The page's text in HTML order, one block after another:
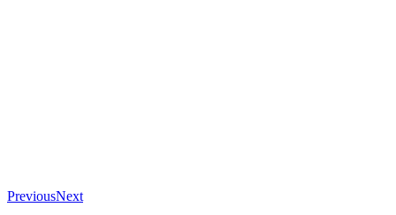
PreviousNext